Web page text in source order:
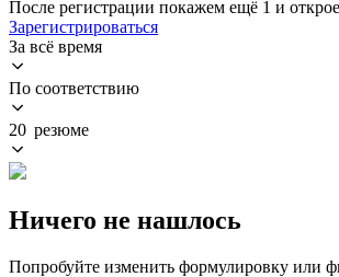
После регистрации покажем ещё 1 и
Зарегистрироваться
За всё время
По соответствию
20 резюме
Ничего не нашлось
Попробуйте изменить формулировку или